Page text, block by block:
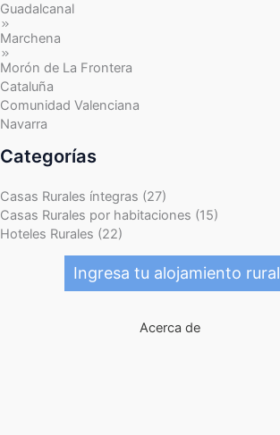
Guadalcanal
Marchena
Morón de La Frontera
Cataluña
Comunidad Valenciana
Navarra
Categorías
Casas Rurales íntegras (27)
Casas Rurales por habitaciones (15)
Hoteles Rurales (22)
Ingresa tu alojamiento rural
Acerca de